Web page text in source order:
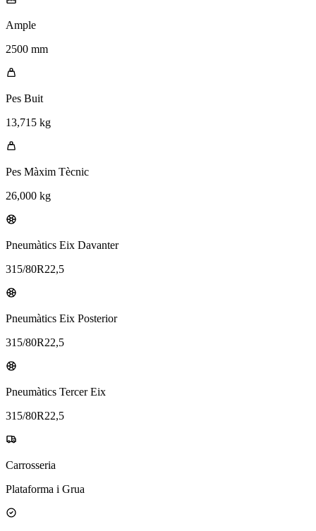
Ample
2500 mm
Pes Buit
13,715 kg
Pes Màxim Tècnic
26,000 kg
Pneumàtics Eix Davanter
315/80R22,5
Pneumàtics Eix Posterior
315/80R22,5
Pneumàtics Tercer Eix
315/80R22,5
Carrosseria
Plataforma i Grua